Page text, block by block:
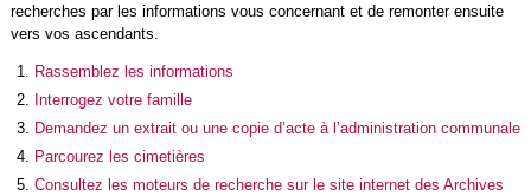
recherches par les informations vous concernant et de remonter ensuite
vers vos ascendants.
Rassemblez les informations
Interrogez votre famille
Demandez un extrait ou une copie d’acte à l’administration communale
Parcourez les cimetières
Consultez les moteurs de recherche sur le site internet des Archives